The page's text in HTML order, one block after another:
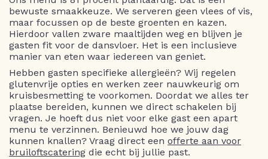
bewuste smaakkeuze. We serveren geen vlees of vis,
maar focussen op de beste groenten en kazen.
Hierdoor vallen zware maaltijden weg en blijven je
gasten fit voor de dansvloer. Het is een inclusieve
manier van eten waar iedereen van geniet.
Hebben gasten specifieke allergieën? Wij regelen
glutenvrije opties en werken zeer nauwkeurig om
kruisbesmetting te voorkomen. Doordat we alles ter
plaatse bereiden, kunnen we direct schakelen bij
vragen. Je hoeft dus niet voor elke gast een apart
menu te verzinnen. Benieuwd hoe we jouw dag
kunnen knallen? Vraag direct een offerte aan voor
bruiloftscatering die echt bij jullie past.